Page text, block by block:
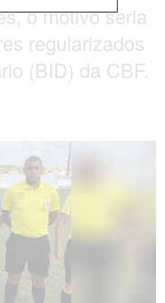
o motivo seria
regularizados
(BID) da CBF.